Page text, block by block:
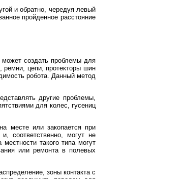
и обратно, чередуя левый
пройденное расстояние
, может создать проблемы для
ремни, цепи, протекторы шин
робота. Данный метод
другие проблемы,
для колес, гусениц
месте или закопается при
соответственно, могут не
такого типа могут
или ремонта в полевых
зоны контакта с